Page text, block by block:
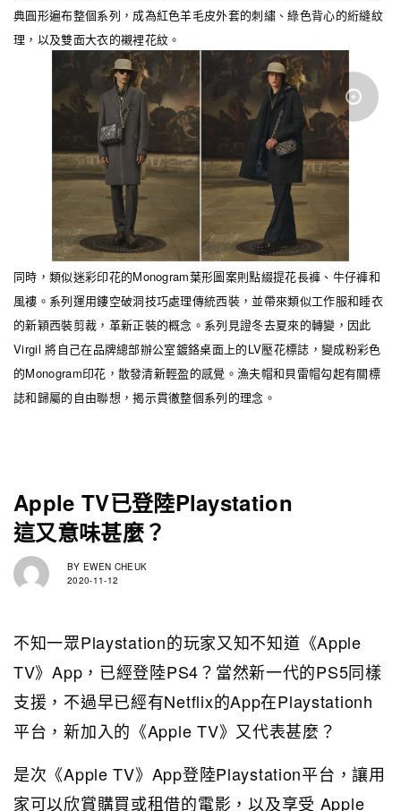
典圓形遍布整個系列，成為紅色羊毛皮外套的刺繡、綠色背心的絎縫紋
理，以及雙面大衣的襯裡花紋。
同時，類似迷彩印花的Monogram葉形圖案則點綴提花長褲、牛仔褲和
風褸。系列運用鏤空破洞技巧處理傳統西裝，並帶來類似工作服和睡衣
的新穎西裝剪裁，革新正裝的概念。系列見證冬去夏來的轉變，因此
Virgil 將自己在品牌總部辦公室鍍鉻桌面上的LV壓花標誌，變成粉彩色
的Monogram印花，散發清新輕盈的感覺。漁夫帽和貝雷帽勾起有關標
誌和歸屬的自由聯想，揭示貫徹整個系列的理念。
Apple TV已登陸Playstation
這又意味甚麼？
BY EWEN CHEUK
2020-11-12
不知一眾Playstation的玩家又知不知道《Apple
TV》App，已經登陸PS4？當然新一代的PS5同樣
支援，不過早已經有Netflix的App在Playstationh
平台，新加入的《Apple TV》又代表甚麼？
是次《Apple TV》App登陸Playstation平台，讓用
家可以欣賞購買或租借的電影，以及享受 Apple